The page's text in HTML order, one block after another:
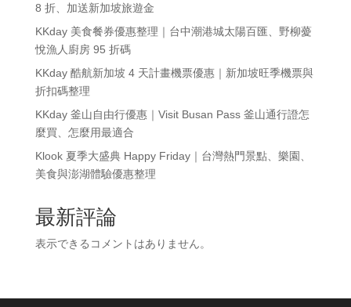
8 折、加送新加坡旅遊金
KKday 美食餐券優惠整理｜台中潮港城太陽百匯、野柳薆
悅漁人廚房 95 折碼
KKday 酷航新加坡 4 天計畫機票優惠｜新加坡旺季機票與
折扣碼整理
KKday 釜山自由行優惠｜Visit Busan Pass 釜山通行證怎
麼買、怎麼用最適合
Klook 夏季大盛典 Happy Friday｜台灣熱門景點、樂園、
美食與澎湖體驗優惠整理
最新評論
表示できるコメントはありません。